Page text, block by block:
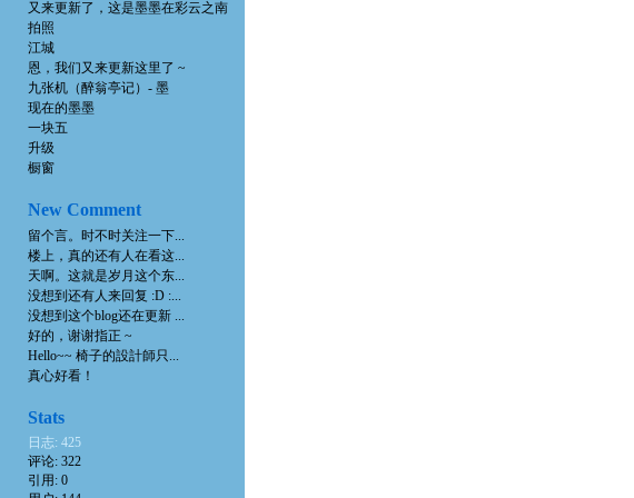
又来更新了，这是墨墨在彩云之南
拍照
江城
恩，我们又来更新这里了 ~
九张机（醉翁亭记）- 墨
现在的墨墨
一块五
升级
橱窗
New Comment
留个言。时不时关注一下...
楼上，真的还有人在看这...
天啊。这就是岁月这个东...
没想到还有人来回复 :D :...
没想到这个blog还在更新 ...
好的，谢谢指正 ~
Hello~~ 椅子的設計師只...
真心好看！
Stats
日志: 425
评论: 322
引用: 0